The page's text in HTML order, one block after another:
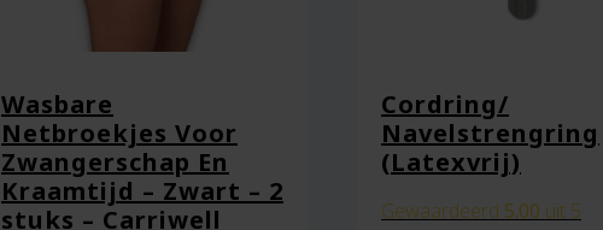
Wasbare
Netbroekjes Voor
Zwangerschap En
Kraamtijd – Zwart – 2
stuks – Carriwell
Cordring/
Navelstrengring
(Latexvrij)
Gewaardeerd 5.00 uit 5